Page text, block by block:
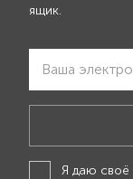
ящик.
Я даю своё